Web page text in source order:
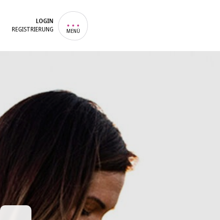
LOGIN
REGISTRIERUNG MENÜ